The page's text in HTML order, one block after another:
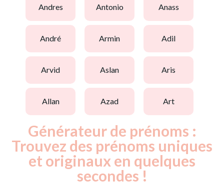
andres antonio anass
andré armin adil
arvid aslan aris
allan azad art
Générateur de prénoms :
Trouvez des prénoms uniques
et originaux en quelques
secondes !